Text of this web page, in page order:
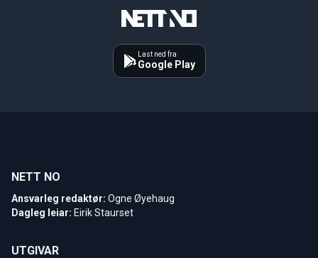
Last ned fra
Google Play
NETT NO
Ansvarleg redaktør: Ogne Øyehaug
Dagleg leiar: Eirik Staurset
UTGIVAR